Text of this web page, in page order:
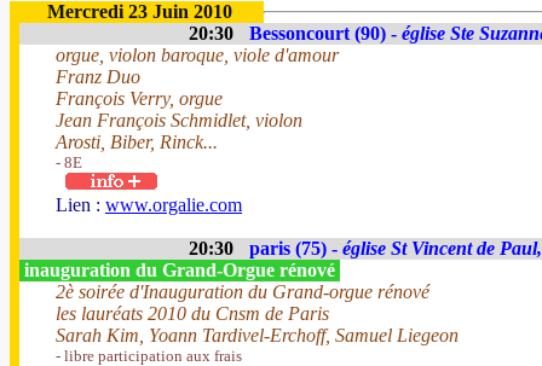
Mercredi 23 Juin 2010
20:30
Bessoncourt (90) - église Ste
orgue, violon baroque, viole d'amour
Franz Duo
François Verry, orgue
Jean François Schmidlet, violon
Arosti, Biber, Rinck...
- 8E
Lien : www.orgalie.com
20:30 paris (75) - église St Vincent de
inauguration du Grand-Orgue rénové
2è soirée d'Inauguration du Grand-orgue rénové
les lauréats 2010 du Cnsm de Paris
Sarah Kim, Yoann Tardivel-Erchoff, Samuel Liegeon
- libre participation aux frais